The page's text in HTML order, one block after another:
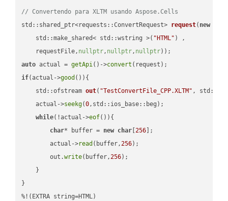
// Convertendo para XLTM usando Aspose.Cells
std::shared_ptr<requests::ConvertRequest> request( new
    std::make_shared< std::wstring >(
"HTML" ) ,
    requestFile,
nullptr, nullptr, nullptr))
auto actual = getApi()->convert
if(actual->good ()){
std::ofstream out( "TestConvertFile_CPP.XLTM" ,
    actual->
seekg(0,std::ios_base::beg);
while(!actual->eof()){
char* buffer = new char [256 ];
        actual->
read (buffer,256);
        out.
write(buffer,256);
    }
}